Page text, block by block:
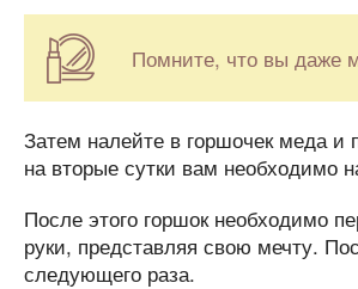
Помните, что вы даже
Затем налейте в горшочек меда и
на вторые сутки вам необходимо
После этого горшок необходимо
руки, представляя свою мечту.
следующего раза.